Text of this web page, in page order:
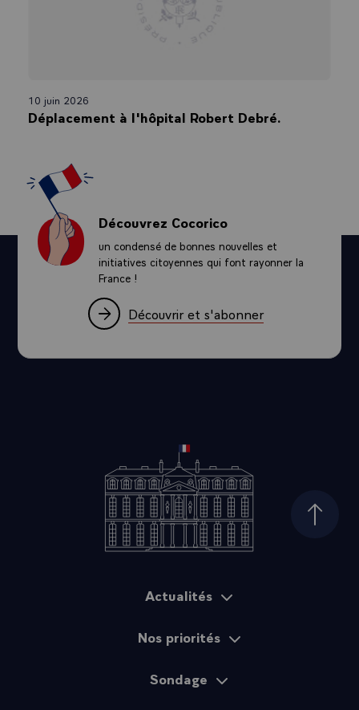
10 juin 2026
Déplacement à l'hôpital Robert Debré.
Découvrez Cocorico
un condensé de bonnes nouvelles et
initiatives citoyennes qui font rayonner la
France !
Découvrir et s'abonner
Haut
Actualités
Nos priorités
Sondage